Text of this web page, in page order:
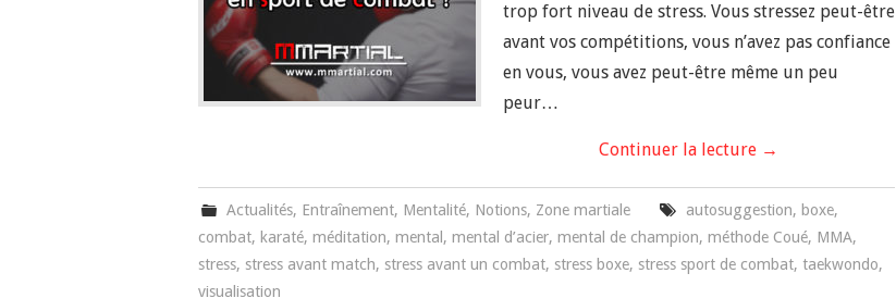
trop fort niveau de stress. Vous stressez peut-être
avant vos compétitions, vous n’avez pas confiance
en vous, vous avez peut-être même un peu
peur…
Continuer la lecture →
Actualités, Entraînement, Mentalité, Notions, Zone martiale autosuggestion, boxe,
combat, karaté, méditation, mental , mental d’acier, mental de champion, méthode Coué, MMA,
stress, stress avant match, stress avant un combat, stress boxe, stress sport de combat, taekwondo,
visualisation